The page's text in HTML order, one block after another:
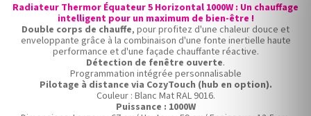
Radiateur Thermor Équateur 5 Horizontal 1000W : Un chauffage
intelligent pour un maximum de bien-être !
Double corps de chauffe, pour profitez d'une chaleur douce et
enveloppante grâce à la combinaison d'une fonte inertielle haute
performance et d'une façade chauffante réactive.
Détection de fenêtre ouverte.
Programmation intégrée personnalisable
Pilotage à distance via CozyTouch (hub en option).
Couleur : Blanc Mat RAL 9016.
Puissance : 1000W